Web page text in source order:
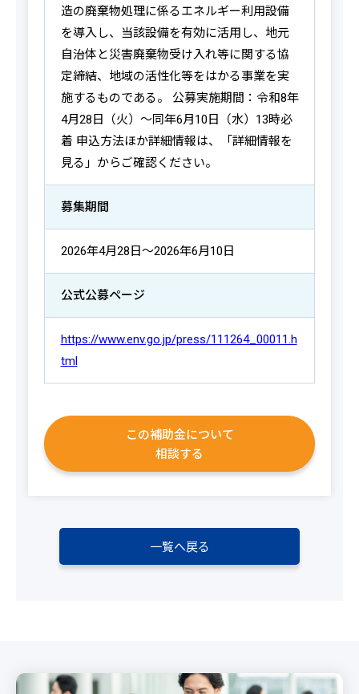
造の廃棄物処理に係るエネルギー利用設備
を導入し、当該設備を有効に活用し、地元
自治体と災害廃棄物受け入れ等に関する協
定締結、地域の活性化等をはかる事業を実
施するものである。 公募実施期間：令和8年
4月28日（火）～同年6月10日（水）13時必
着 申込方法ほか詳細情報は、「詳細情報を
見る」からご確認ください。
募集期間
2026年4月28日～2026年6月10日
公式公募ページ
https://www.env.go.jp/press/111264_00011.h
tml
この補助金について
相談する
一覧へ戻る